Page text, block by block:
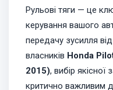
Рульові тяги — це
керування вашого
передачу зусилля
власників Honda
2015), вибір якісної
критично важливим